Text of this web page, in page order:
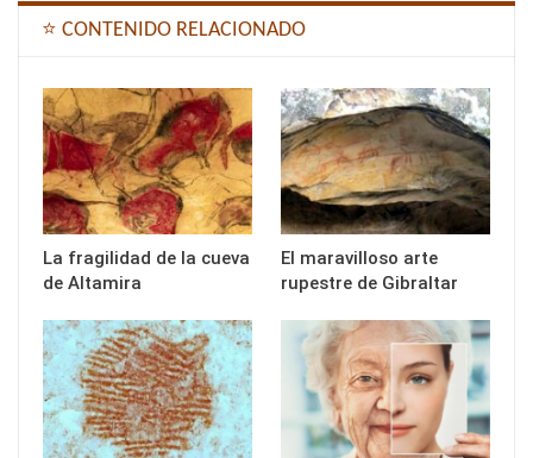
⭐ CONTENIDO RELACIONADO
La fragilidad de la cueva
de Altamira
El maravilloso arte
rupestre de Gibraltar